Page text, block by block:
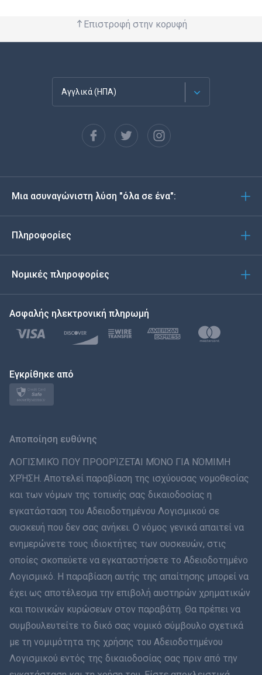
Επιστροφή στην κορυφή
Αγγλικά (ΗΠΑ)
Español
Deutsch
Italiano
Türkçe
Polski
日本
ภาษาไทย
Dansk
हिंदी
עברית
Română
Ελληνικά
Μια ασυναγώνιστη λύση "όλα σε ένα":
Πληροφορίες
Νομικές πληροφορίες
Ασφαλής ηλεκτρονική πληρωμή
Εγκρίθηκε από
Αποποίηση ευθύνης
ΛΟΓΙΣΜΙΚΌ ΠΟΥ ΠΡΟΟΡΊΖΕΤΑΙ ΜΌΝΟ ΓΙΑ ΝΌΜΙΜΗ
ΧΡΉΣΗ. Αποτελεί παραβίαση της ισχύουσας νομοθεσίας
και των νόμων της τοπικής σας δικαιοδοσίας η
εγκατάσταση του Αδειοδοτημένου Λογισμικού σε
συσκευή που δεν σας ανήκει. Ο νόμος γενικά απαιτεί να
ενημερώνετε τους ιδιοκτήτες των συσκευών, στις
οποίες σκοπεύετε να εγκαταστήσετε το Αδειοδοτημένο
Λογισμικό. Η παραβίαση αυτής της απαίτησης μπορεί να
έχει ως αποτέλεσμα την επιβολή αυστηρών χρηματικών
και ποινικών κυρώσεων στον παραβάτη. Θα πρέπει να
συμβουλευτείτε το δικό σας νομικό σύμβουλο σχετικά
με τη νομιμότητα της χρήσης του Αδειοδοτημένου
Λογισμικού εντός της δικαιοδοσίας σας πριν από την